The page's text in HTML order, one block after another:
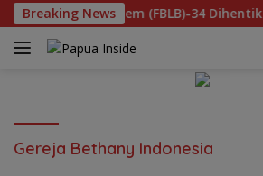
Langsung
ke
konten
Breaking News
Lembah Baliem (FBLB)-34
Gereja Bethany Indonesia